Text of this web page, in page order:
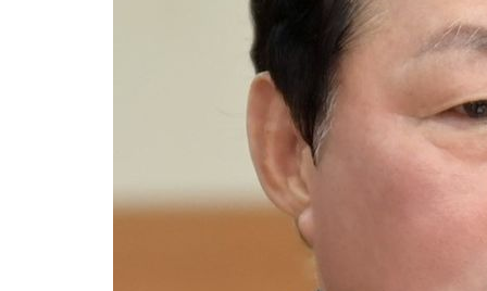
'낮 최고 39도' 불볕더위…한밤 열대야도 계속[내일날씨]
[속보]7~9일 프로야구 3연전도 폭염 취소…11일 재개
"韓 외환시장 개입 관측 배경엔 美의 대한국 무역적자 있어"
'월드컵 탈락 후폭풍' 축구협회…초유의 압수수색에 '충격·당황'
서울 낮 37.9도, 올여름 최고치 경신…영등포 순간 '40도'
[속보]종합특검, 대검 추가 압수수색…내란 중요임무종사 혐의
[속보]코스닥, 800p 회복…0.26% 오른 801.67 마감
[속보]코스피, 301.88포인트(4.58%) 내린 6296.38 마감
[속보]원·달러 환율, 0.7원 내린 1423.8원 마감
"여기 떨어졌다"…다누리, 스페이스X 로켓 달 충돌 흔적 포착